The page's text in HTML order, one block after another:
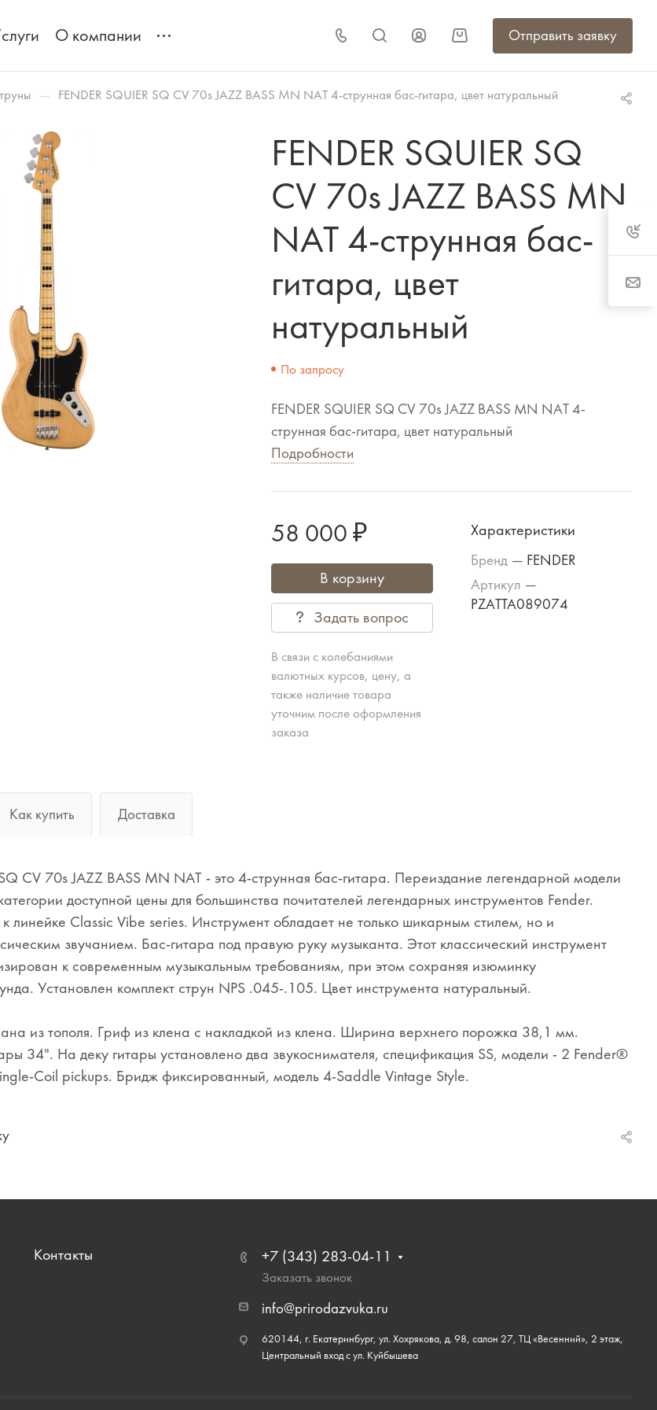
О компании Отправить заявку
— FENDER SQUIER SQ CV 70s JAZZ BASS MN NAT 4-струнная бас-гитара, цвет натуральный
FENDER SQUIER SQ
CV 70s JAZZ BASS MN
NAT 4-струнная бас-
гитара, цвет
натуральный
По запросу
FENDER SQUIER SQ CV 70s JAZZ BASS MN NAT 4-
струнная бас-гитара, цвет натуральный
Подробности
58 000 ₽
В корзину
Задать вопрос
В связи с колебаниями
валютных курсов, цену, а
также наличие товара
уточним после оформления
заказа
Характеристики
Бренд — FENDER
Артикул —
PZATTA089074
Как купить Доставка
CV 70s JAZZ BASS MN NAT - это 4-струнная бас-гитара. Переиздание легендарной модели
доступной цены для большинства почитателей легендарных инструментов Fender.
к линейке Classic Vibe series. Инструмент обладает не только шикарным стилем, но и
звучанием. Бас-гитара под правую руку музыканта. Этот классический инструмент
к современным музыкальным требованиям, при этом сохраняя изюминку
Установлен комплект струн NPS .045-.105. Цвет инструмента натуральный.
из тополя. Гриф из клена с накладкой из клена. Ширина верхнего порожка 38,1 мм.
34". На деку гитары установлено два звукоснимателя, спецификация SS, модели - 2 Fender®
Coil pickups. Бридж фиксированный, модель 4-Saddle Vintage Style.
Контакты +7 (343) 283-04-11
Заказать звонок
info@prirodazvuka.ru
620144, г. Екатеринбург, ул. Хохрякова, д. 98, салон 27, ТЦ «Весенний», 2 этаж,
Центральный вход с ул. Куйбышева